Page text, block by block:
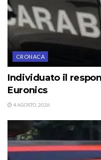
CRONACA
Individuato il
Euronics
4 AGOSTO, 2026